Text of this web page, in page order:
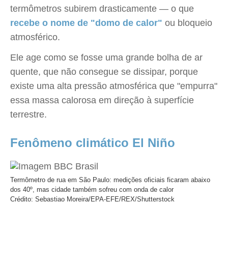
termômetros subirem drasticamente — o que
recebe o nome de "domo de calor" ou bloqueio
atmosférico.
Ele age como se fosse uma grande bolha de ar
quente, que não consegue se dissipar, porque
existe uma alta pressão atmosférica que "empurra"
essa massa calorosa em direção à superfície
terrestre.
Fenômeno climático El Niño
Termômetro de rua em São Paulo: medições oficiais ficaram abaixo
dos 40º, mas cidade também sofreu com onda de calor
Crédito: Sebastiao Moreira/EPA-EFE/REX/Shutterstock